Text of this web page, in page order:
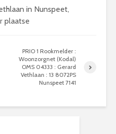
in Nunspeet,
plaatse
PRIO 1 Rookmelder :
Woonzorgnet (Kodal)
OMS 04333 : Gerard
Vethlaan : 13 8072PS
Nunspeet 7141